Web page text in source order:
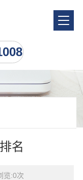
名
:0次